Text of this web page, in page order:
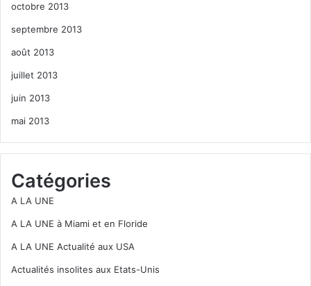
octobre 2013
septembre 2013
août 2013
juillet 2013
juin 2013
mai 2013
Catégories
A LA UNE
A LA UNE à Miami et en Floride
A LA UNE Actualité aux USA
Actualités insolites aux Etats-Unis